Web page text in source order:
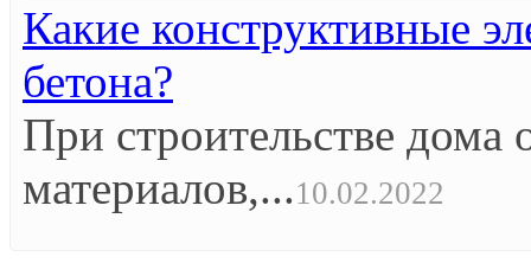
Какие конструктивные
бетона?
При строительстве
материалов,...10.02.2022